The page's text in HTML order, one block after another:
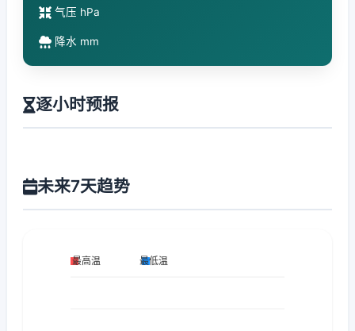
气压 hPa
降水 mm
逐小时预报
未来7天趋势